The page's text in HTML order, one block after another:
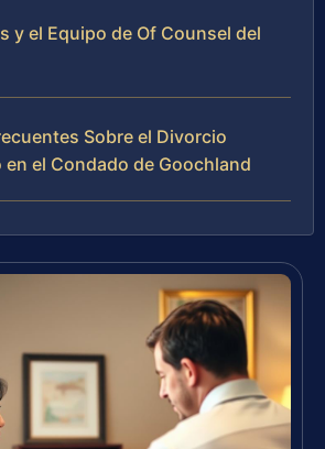
y el Equipo de Of Counsel del
Sobre el Divorcio
el Condado de Goochland